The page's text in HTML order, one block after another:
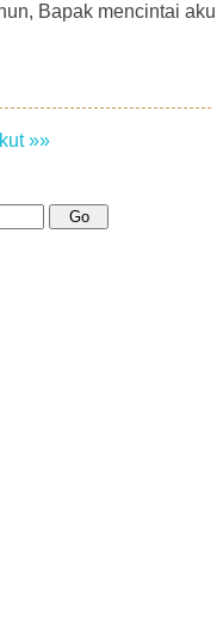
Bapak mencintai aku
»»